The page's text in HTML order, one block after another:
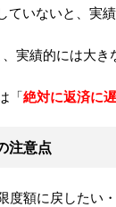
いないと、実
実績的には大き
「絶対に返済に
注意点
度額に戻したい